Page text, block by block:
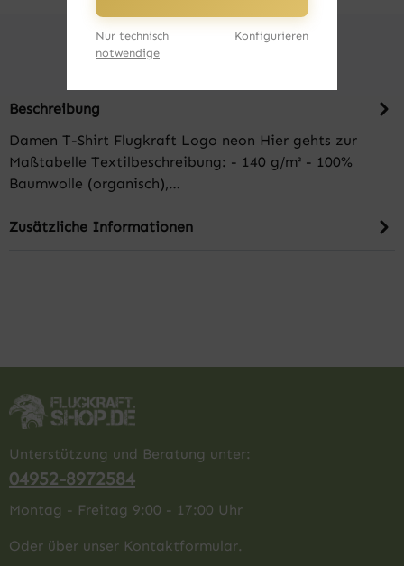
Beschreibung
Damen T-Shirt Flugkraft Logo neon Hier gehts zur
Maßtabelle Textilbeschreibung: - 140 g/m² - 100%
Baumwolle (organisch),…
Zusätzliche Informationen
Unterstützung und Beratung unter:
04952-8972584
Montag - Freitag 9:00 - 17:00 Uhr
Oder über unser Kontaktformular.
Nur technisch
notwendige
Konfigurieren